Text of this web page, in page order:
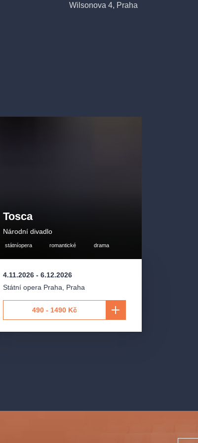
Colosseum
Skalický
Wilsonova 4, Praha
Tosca
Národní divadlo
státníopera romantické drama
4.11.2026- 6.12.2026
Státní opera Praha
Praha
490 - 1490 Kč